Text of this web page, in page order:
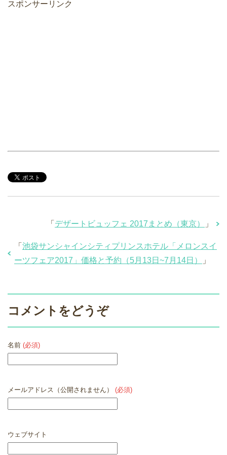
スポンサーリンク
「 デザートビュッフェ 2017まとめ（東京） 」
「 池袋サンシャインシティプリンスホテル「メロンスイ
ーツフェア2017」価格と予約（5月13日~7月14日）
」
コメントをどうぞ
名前 (必須)
メールアドレス（公開されません） (必須)
ウェブサイト